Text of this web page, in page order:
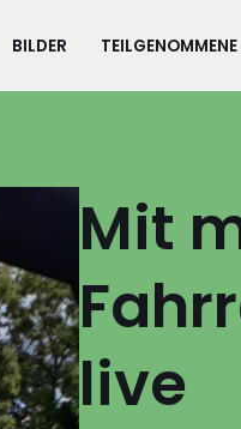
BILDER
Mit
live